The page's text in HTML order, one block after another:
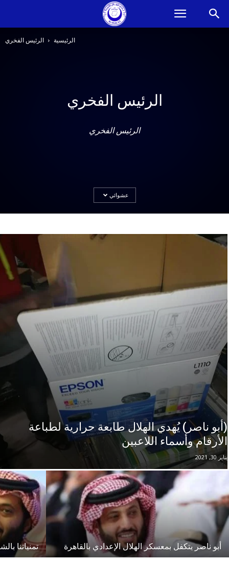
الرئيسية الرئيس الفخري
الرئيس الفخري
الرئيس الفخري
عشوائي
(أبو ناصر) يُهدي الهلال طابعة حرارية لطباعة
الأرقام وأسماء اللاعبين
يناير 30, 2021
أبو ناصر يتكفل بمعسكر الهلال الإعدادي بالقاهرة تمنياتنا